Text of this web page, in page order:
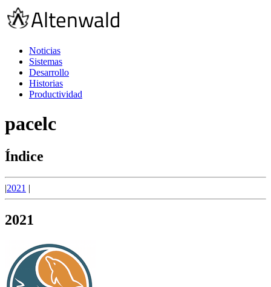
Noticias
Sistemas
Desarrollo
Historias
Productividad
pacelc
Índice
|2021 |
2021